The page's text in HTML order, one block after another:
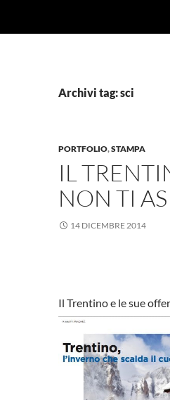
Archivi tag: sci
PORTFOLIO,STAMPA
IL
NON TI
14 DICEMBRE 2014
Il Trentino e le sue